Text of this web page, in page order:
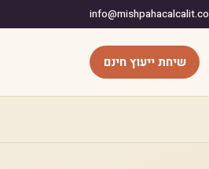
שיחת ייעוץ חינם